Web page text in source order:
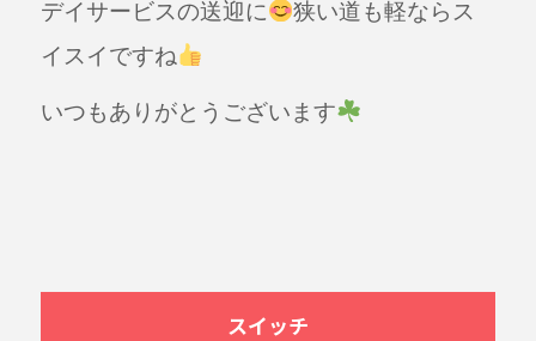
デイサービスの送迎に
狭い道も軽ならス
イスイですね
いつもありがとうございます
スイッチ